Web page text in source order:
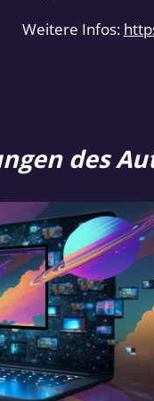
Weitere Infos:
des